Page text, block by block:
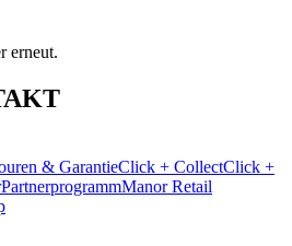
erneut.
& GarantieClick + CollectClick +
PartnerprogrammManor Retail